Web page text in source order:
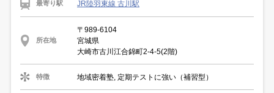
最寄り駅 JR陸羽東線 古川駅
所在地
〒989-6104
宮城県
大崎市古川江合錦町2-4-5(2階)
特徴 地域密着塾, 定期テストに強い（補習型）